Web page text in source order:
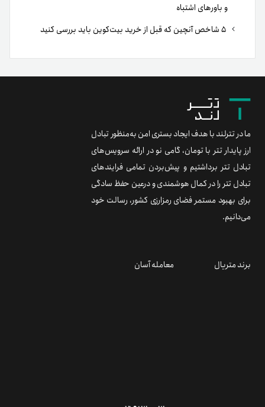
و باورهای اشتباه
ما در تترلند با هدف ایجاد بستری امن به‌منظور تبادل
ارز پایدار تتر با تومان، گامی نو در ارائه سرویس‌های
تبادل تتر برداشتیم و پیش‌بردن تمامی فرایندهای
تبادل تتر را در کمال هوشمندی و درعین حفظ سادگی
برای بهبود مستمر فضای رمزارزی کشور، رسالت خود
می‌دانیم.
برند متریال معامله آسان